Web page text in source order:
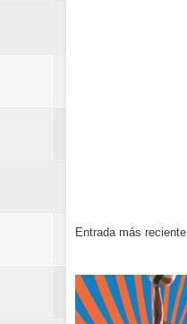
Entrada más reciente